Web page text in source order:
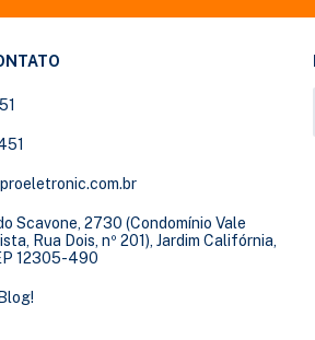
Scavone, 2730 (Condomínio Vale
Rua Dois, nº 201), Jardim Califórnia,
12305-490